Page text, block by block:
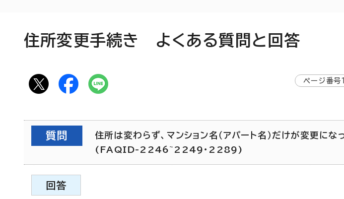
住所変更手続き よくある質問と回答
ページ番号
質問
住所は変わらず、マンション名（アパート名）だけが変更に
(FAQID-2246~2249・2289)
回答